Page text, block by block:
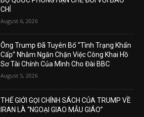
CHÍ
August 6, 2026
Ông Trump Đã Tuyên Bố “Tình Trạng Khẩn
Cấp” Nhằm Ngăn Chặn Việc Công Khai Hồ
Sơ Tài Chính Của Mình Cho Đài BBC
August 5, 2026
THẾ GIỚI GỌI CHÍNH SÁCH CỦA TRUMP VỀ
IRAN LÀ “NGOẠI GIAO MẪU GIÁO”